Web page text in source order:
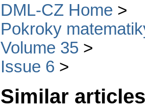
DML-CZ Home
Pokroky
Volume 35
Issue 6
Similar